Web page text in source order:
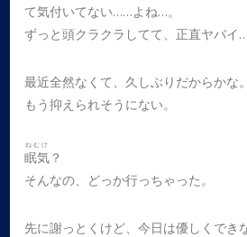
て気付いてない……よね…。
ずっと頭クラクラしてて、正直ヤバイ…
最近全然なくて、久しぶりだからかな。
もう抑えられそうにない。
眠気
ねむけ
？
そんなの、どっか行っちゃった。
先に謝っとくけど、今日は優しくでき